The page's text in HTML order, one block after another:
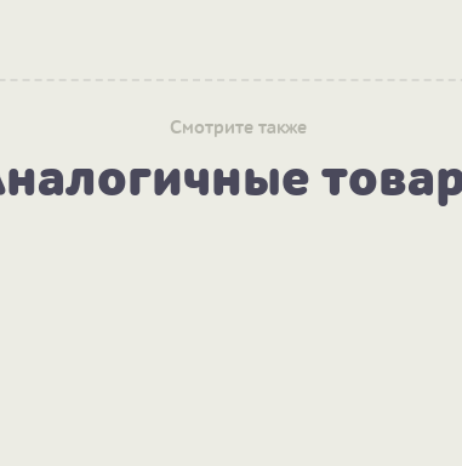
Смотрите также